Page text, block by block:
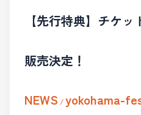
【先行特典】チケ
販売決定！
NEWS /yokohama-